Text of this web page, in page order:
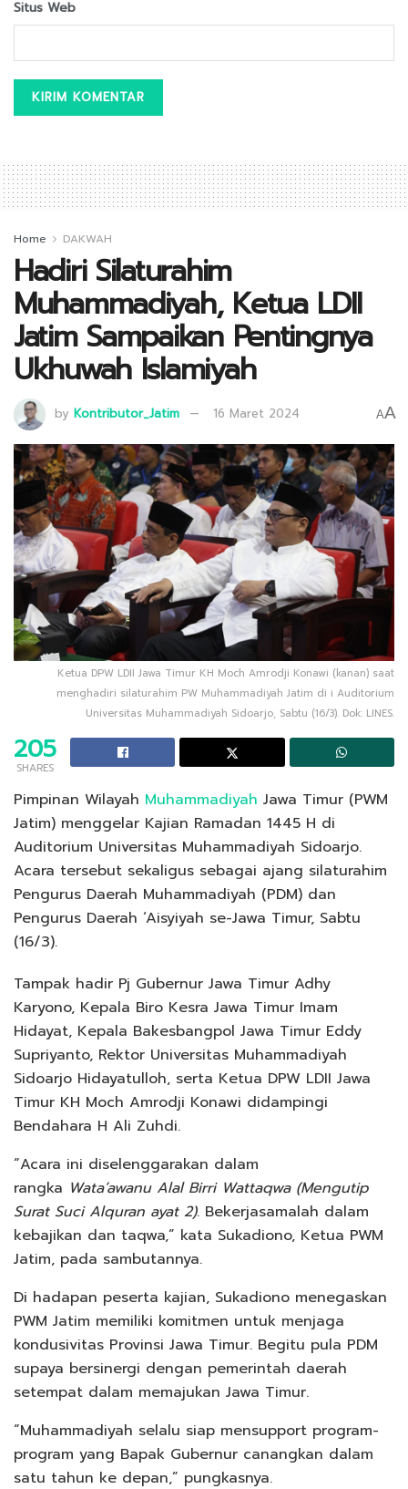
Situs Web
Home DAKWAH
Hadiri Silaturahim
Muhammadiyah, Ketua LDII
Jatim Sampaikan Pentingnya
Ukhuwah Islamiyah
by Kontributor_Jatim 16 Maret 2024 AA
Ketua DPW LDII Jawa Timur KH Moch Amrodji Konawi (kanan) saat
menghadiri silaturahim PW Muhammadiyah Jatim di i Auditorium
Universitas Muhammadiyah Sidoarjo, Sabtu (16/3). Dok: LINES.
205
SHARES
Pimpinan Wilayah Muhammadiyah Jawa Timur (PWM
Jatim) menggelar Kajian Ramadan 1445 H di
Auditorium Universitas Muhammadiyah Sidoarjo.
Acara tersebut sekaligus sebagai ajang silaturahim
Pengurus Daerah Muhammadiyah (PDM) dan
Pengurus Daerah ‘Aisyiyah se-Jawa Timur, Sabtu
(16/3).
Tampak hadir Pj Gubernur Jawa Timur Adhy
Karyono, Kepala Biro Kesra Jawa Timur Imam
Hidayat, Kepala Bakesbangpol Jawa Timur Eddy
Supriyanto, Rektor Universitas Muhammadiyah
Sidoarjo Hidayatulloh, serta Ketua DPW LDII Jawa
Timur KH Moch Amrodji Konawi didampingi
Bendahara H Ali Zuhdi.
“Acara ini diselenggarakan dalam
rangka Wata’awanu Alal Birri Wattaqwa (Mengutip
Surat Suci Alquran ayat 2). Bekerjasamalah dalam
kebajikan dan taqwa,” kata Sukadiono, Ketua PWM
Jatim, pada sambutannya.
Di hadapan peserta kajian, Sukadiono menegaskan
PWM Jatim memiliki komitmen untuk menjaga
kondusivitas Provinsi Jawa Timur. Begitu pula PDM
supaya bersinergi dengan pemerintah daerah
setempat dalam memajukan Jawa Timur.
“Muhammadiyah selalu siap mensupport program-
program yang Bapak Gubernur canangkan dalam
satu tahun ke depan,” pungkasnya.